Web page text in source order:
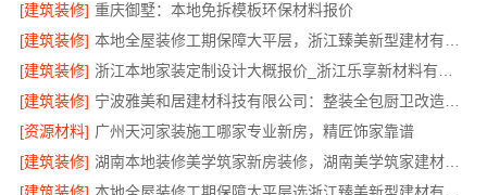
[建筑装修] 重庆御墅：本地免拆模板环保材料报价
[建筑装修]
[建筑装修]
[建筑装修]
宁波雅美和居建材科技有限公司：整装全包厨卫改造设计
[资源材料] 广州天河家装施工哪家专业新房，精匠饰家靠谱
[建筑装修]
湖南本地装修美学筑家新房装修，湖南美学筑家建材打造理想新居